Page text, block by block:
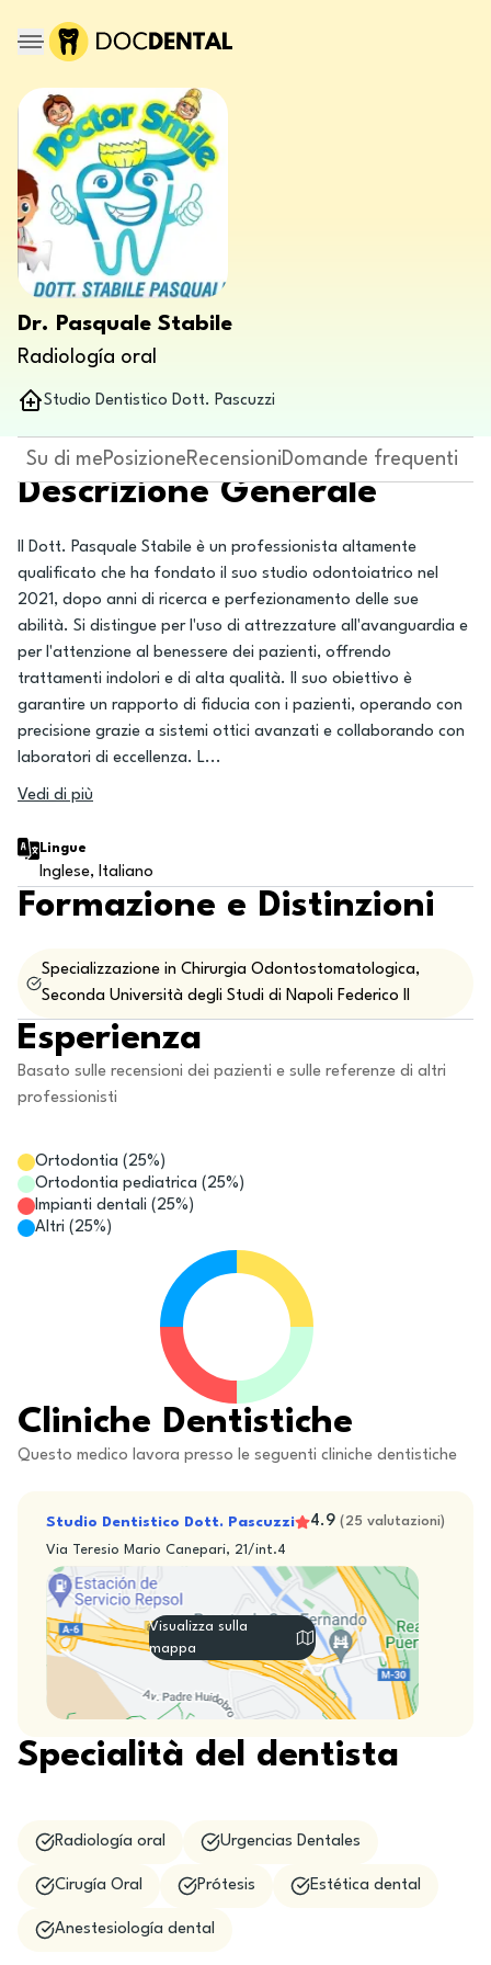
Dr. Pasquale Stabile
Radiología oral
Studio Dentistico Dott. Pascuzzi
Su di mePosizioneRecensioniDomande frequenti
Descrizione Generale
Il Dott. Pasquale Stabile è un professionista altamente
qualificato che ha fondato il suo studio odontoiatrico nel
2021, dopo anni di ricerca e perfezionamento delle sue
abilità. Si distingue per l'uso di attrezzature all'avanguardia e
per l'attenzione al benessere dei pazienti, offrendo
trattamenti indolori e di alta qualità. Il suo obiettivo è
garantire un rapporto di fiducia con i pazienti, operando con
precisione grazie a sistemi ottici avanzati e collaborando con
laboratori di eccellenza. L...
Vedi di più
Lingue
Inglese, Italiano
Formazione e Distinzioni
Specializzazione in Chirurgia Odontostomatologica,
Seconda Università degli Studi di Napoli Federico II
Esperienza
Basato sulle recensioni dei pazienti e sulle referenze di altri
professionisti
Ortodontia ( 25%)
Ortodontia pediatrica ( 25%)
Impianti dentali ( 25%)
Altri ( 25%)
Cliniche Dentistiche
Questo medico lavora presso le seguenti cliniche dentistiche
Studio Dentistico Dott. Pascuzzi 4.9 (25 valutazioni)
Via Teresio Mario Canepari, 21/int.4
Visualizza sulla
mappa
Specialità del dentista
Radiología oral Urgencias Dentales
Cirugía Oral Prótesis Estética dental
Anestesiología dental